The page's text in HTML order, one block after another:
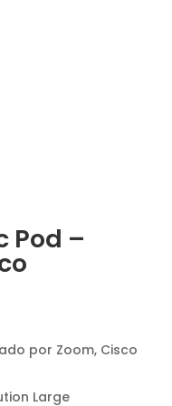
Pod –
por Zoom, Cisco
Large